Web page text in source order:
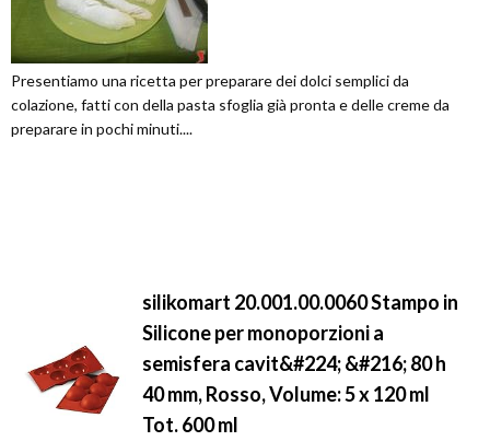
Presentiamo una ricetta per preparare dei dolci semplici da
colazione, fatti con della pasta sfoglia già pronta e delle creme da
preparare in pochi minuti....
silikomart 20.001.00.0060 Stampo in
Silicone per monoporzioni a
semisfera cavit&#224; &#216; 80 h
40 mm, Rosso, Volume: 5 x 120 ml
Tot. 600 ml